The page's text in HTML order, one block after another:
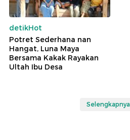
detikHot
Potret Sederhana nan
Hangat, Luna Maya
Bersama Kakak Rayakan
Ultah Ibu Desa
Selengkapnya